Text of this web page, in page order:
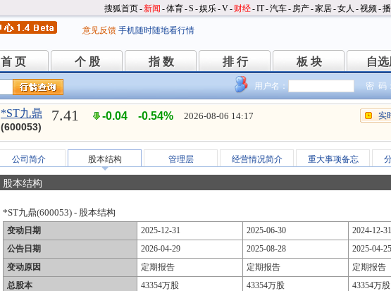
搜狐首页-新闻 -体育-S -娱乐-V- 财经-IT-汽车- 房产-家居-女人 -视频-
意见反馈 手机随时随地看行情
首 页
首 页 个 股
个 股 指 数
指 数 排 行
排 行 板 块
板 块 自
自
用户名： 密 码：
*ST九鼎
(600053)
7.41 -0.04 -0.54% 2026-08-06 14:17 实
公司简介 股本结构 管理层 经营情况简介 重大事项备忘
股本结构
*ST九鼎(600053) - 股本结构
变动日期 2025-12-31 2025-06-30 2024-12-31
公告日期
2026-04-29 2025-08-28 2025-04-25
变动原因
定期报告 定期报告 定期报告
总股本
43354万股 43354万股 43354万股